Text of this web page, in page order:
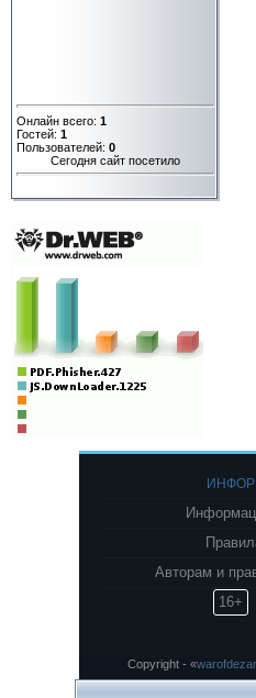
Онлайн всего: 1
Гостей: 1
Пользователей: 0
Сегодня сайт посетило
Авторам и
16+
Copyright - «